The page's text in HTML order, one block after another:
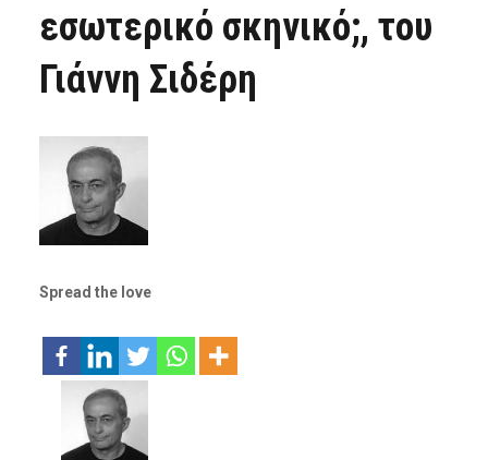
εσωτερικό σκηνικό;, του
Γιάννη Σιδέρη
Spread the love